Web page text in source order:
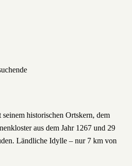
historischen Ortskern, dem
aus dem Jahr 1267 und 29
Ländliche Idylle – nur 7 km von